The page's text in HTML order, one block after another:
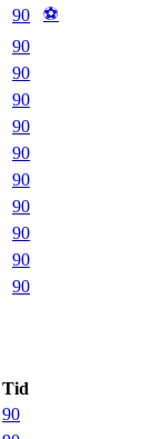
90
⚽
90
90
90
90
90
90
90
90
90
90
Tid
90